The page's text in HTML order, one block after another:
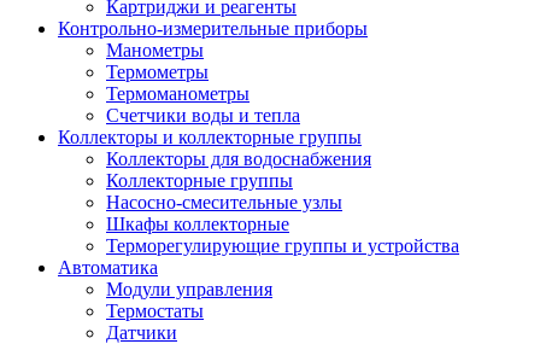
Картриджи и реагенты
Контрольно-измерительные приборы
Манометры
Термометры
Термоманометры
Счетчики воды и тепла
Коллекторы и коллекторные группы
Коллекторы для водоснабжения
Коллекторные группы
Насосно-смесительные узлы
Шкафы коллекторные
Терморегулирующие группы и устройства
Автоматика
Модули управления
Термостаты
Датчики